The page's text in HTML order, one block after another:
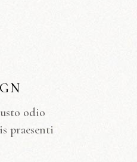
odio
praesenti